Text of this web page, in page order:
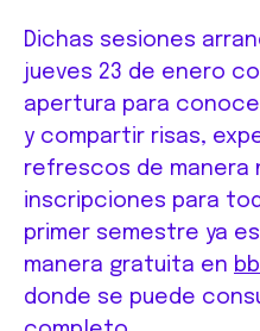
Dichas sesiones
jueves 23 de enero
apertura para
y compartir risas,
refrescos de manera
inscripciones para
primer semestre ya
manera gratuita en
donde se puede